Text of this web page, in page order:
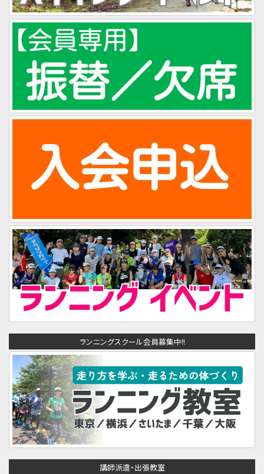
ランニングスクール会員募集中!!
講師派遣・出張教室